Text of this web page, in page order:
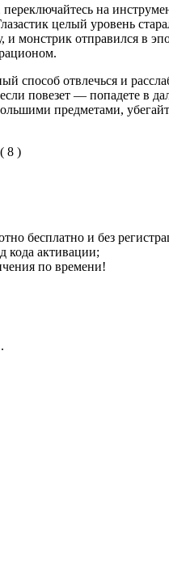
переключайтесь на
целый уровень
монстрик отправился в
способ отвлечься и
повезет — попадете в
предметами,
( 8 )
бесплатно и без
кода активации;
по времени!